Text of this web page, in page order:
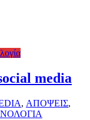
media
, ΑΠΟΨΕΙΣ,